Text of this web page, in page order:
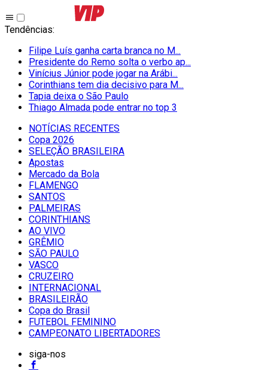
Tendências:
Filipe Luís ganha carta branca no M...
Presidente do Remo solta o verbo ap...
Vinícius Júnior pode jogar na Arábi...
Corinthians tem dia decisivo para M...
Tapia deixa o São Paulo
Thiago Almada pode entrar no top 3
NOTÍCIAS RECENTES
Copa 2026
SELEÇÃO BRASILEIRA
Apostas
Mercado da Bola
FLAMENGO
SANTOS
PALMEIRAS
CORINTHIANS
AO VIVO
GRÊMIO
SĀO PAULO
VASCO
CRUZEIRO
INTERNACIONAL
BRASILEIRÃO
Copa do Brasil
FUTEBOL FEMININO
CAMPEONATO LIBERTADORES
siga-nos